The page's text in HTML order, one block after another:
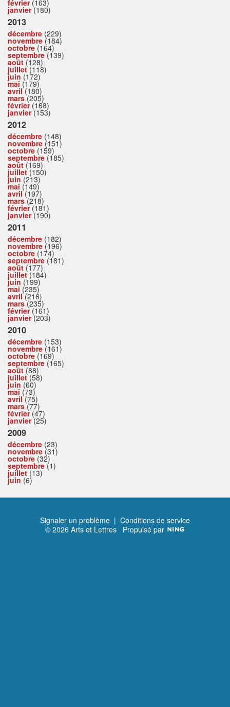
février(163)
janvier(180)
2013
décembre (229)
novembre (184)
octobre (164)
septembre (139)
août (128)
juillet(118)
juin (172)
mai (179)
avril(180)
mars(205)
février(168)
janvier(153)
2012
décembre (148)
novembre (151)
octobre (159)
septembre (185)
août (169)
juillet(150)
juin (213)
mai (149)
avril(197)
mars(218)
février(181)
janvier(190)
2011
décembre (182)
novembre (196)
octobre (174)
septembre (181)
août (177)
juillet(184)
juin (199)
mai (235)
avril(216)
mars(235)
février(161)
janvier(203)
2010
décembre (153)
novembre (161)
octobre (169)
septembre (165)
août (88)
juillet(58)
juin (60)
mai (73)
avril(75)
mars(77)
février(47)
janvier(25)
2009
décembre (23)
novembre (31)
octobre (32)
septembre (1)
juillet (13)
juin (6)
Signaler un problème | Conditions de service
© 2026 Arts et Lettres Propulsé par